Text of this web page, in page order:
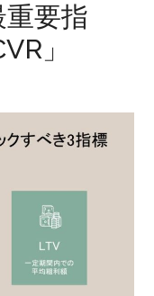
要指
」